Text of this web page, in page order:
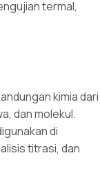
termal,
kimia dari
dan molekul.
di
titrasi, dan